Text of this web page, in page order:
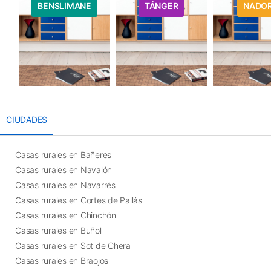
BENSLIMANE TÁNGER
CIUDADES
Casas rurales en Bañeres
Casas rurales en Navalón
Casas rurales en Navarrés
Casas rurales en Cortes de Pallás
Casas rurales en Chinchón
Casas rurales en Buñol
Casas rurales en Sot de Chera
Casas rurales en Braojos